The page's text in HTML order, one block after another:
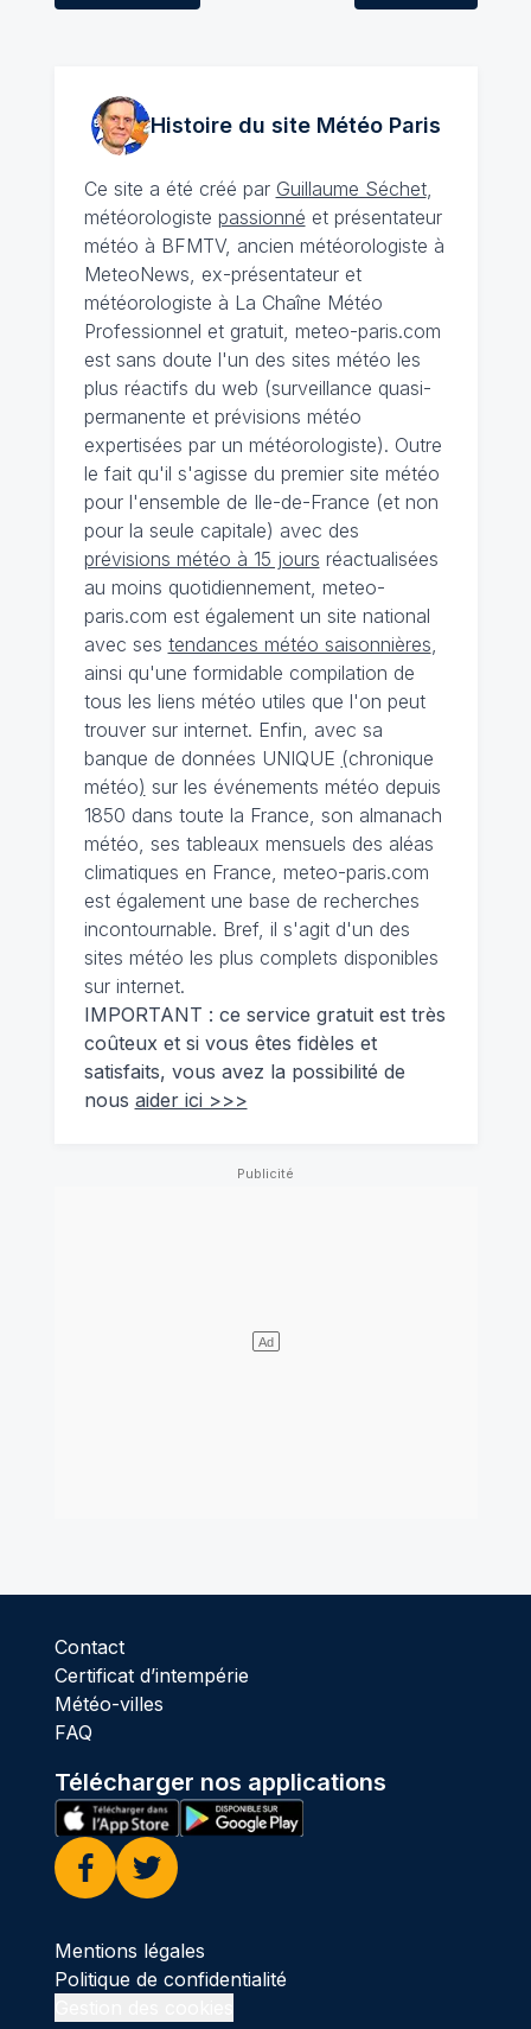
Histoire du site MétéoParis
Ce site a été créé par Guillaume Séchet,
météorologiste passionné et présentateur
météo à BFMTV, ancien météorologiste à
MeteoNews, ex-présentateur et
météorologiste à La Chaîne Météo
Professionnel et gratuit, meteo-paris.com
est sans doute l'un des sites météo les
plus réactifs du web (surveillance quasi-
permanente et prévisions météo
expertisées par un météorologiste). Outre
le fait qu'il s'agisse du premier site météo
pour l'ensemble de Ile-de-France (et non
pour la seule capitale) avec des
prévisions météo à 15 jours réactualisées
au moins quotidiennement, meteo-
paris.com est également un site national
avec ses tendances météo saisonnières,
ainsi qu'une formidable compilation de
tous les liens météo utiles que l'on peut
trouver sur internet. Enfin, avec sa
banque de données UNIQUE (chronique
météo) sur les événements météo depuis
1850 dans toute la France, son almanach
météo, ses tableaux mensuels des aléas
climatiques en France, meteo-paris.com
est également une base de recherches
incontournable. Bref, il s'agit d'un des
sites météo les plus complets disponibles
sur internet.
IMPORTANT : ce service gratuit est très
coûteux et si vous êtes fidèles et
satisfaits, vous avez la possibilité de
nous aider ici >>>
Contact
Certificat d’intempérie
Météo-villes
FAQ
Télécharger nos applications
Facebook
Twitter
Mentions légales
Politique de confidentialité